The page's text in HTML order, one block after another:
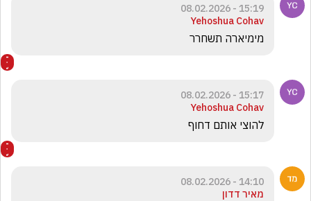
15:19 - 08.02.2026
Yehoshua Cohav
מימיארה תשחרר
15:17 - 08.02.2026
Yehoshua Cohav
להוצי אותם דחוף
14:10 - 08.02.2026
מאיר דדון